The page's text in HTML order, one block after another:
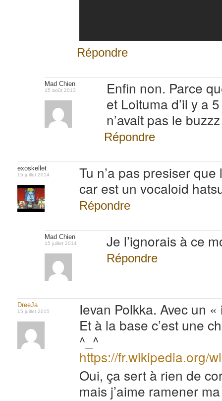
Répondre
Mad Chien
15 août 2013
Enfin non. Parce
et Loituma d’il y a
n’avait pas le
Répondre
exoskellet
15 juillet 2014
Tu n’a pas presiser
car est un vocaloid
Répondre
Mad Chien
15 juillet 2014 Je l’ignorais à ce
Répondre
DreeJa
15 juillet 2015
Ievan Polkka. Avec un «
Et à la base c’est une
^_^
https://fr.wikipedia.org/
Oui, ça sert à rien de
mais j’aime ramener